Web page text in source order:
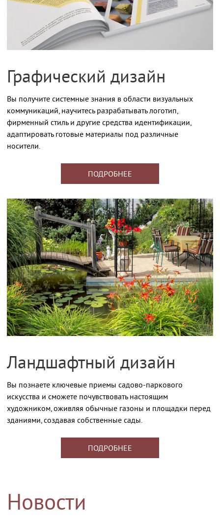
Графический дизайн
Вы получите системные знания в области визуальных
коммуникаций, научитесь разрабатывать логотип,
фирменный стиль и другие средства идентификации,
адаптировать готовые материалы под различные
носители.
ПОДРОБНЕЕ
Ландшафтный дизайн
Вы познаете ключевые приемы садово-паркового
искусства и сможете почувствовать настоящим
художником, оживляя обычные газоны и площадки перед
зданиями, создавая собственные сады.
ПОДРОБНЕЕ
Новости